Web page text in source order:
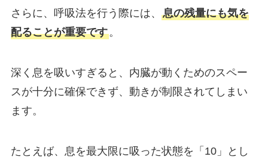
さらに、呼吸法を行う際には、 息の残量にも気を
配ることが重要です。
深く息を吸いすぎると、内臓が動くためのスペー
スが十分に確保できず、動きが制限されてしまい
ます。
たとえば、息を最大限に吸った状態を「10」とし